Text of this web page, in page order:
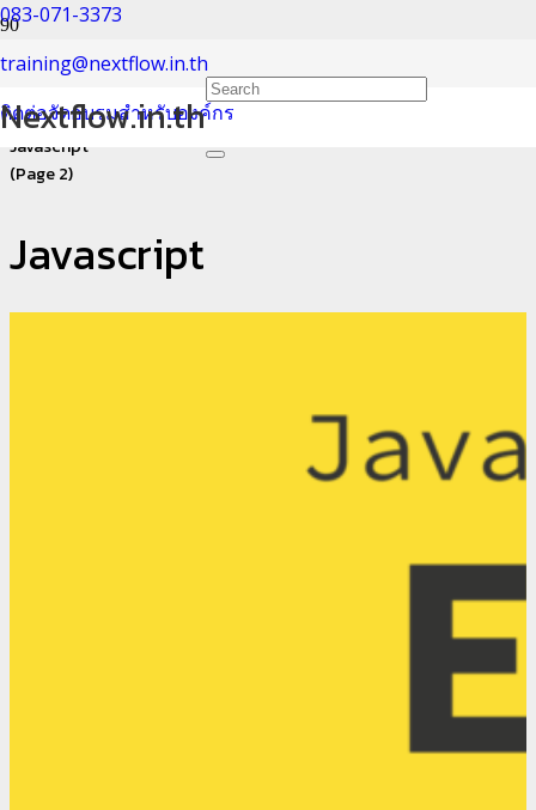
083-071-3373
training@nextflow.in.th
ติดต่อจัดอบรมสำหรับองค์กร
Nextflow.in.th
Javascript
Home
Javascript
(Page 2)
Javascript